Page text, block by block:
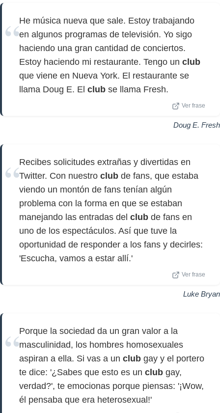
He música nueva que sale. Estoy trabajando
en algunos programas de televisión. Yo sigo
haciendo una gran cantidad de conciertos.
Estoy haciendo mi restaurante. Tengo un club
que viene en Nueva York. El restaurante se
llama Doug E. El club se llama Fresh.
Ver frase
Doug E. Fresh
Recibes solicitudes extrañas y divertidas en
Twitter. Con nuestro club de fans, que estaba
viendo un montón de fans tenían algún
problema con la forma en que se estaban
manejando las entradas del club de fans en
uno de los espectáculos. Así que tuve la
oportunidad de responder a los fans y decirles:
'Escucha, vamos a estar allí.'
Ver frase
Luke Bryan
Porque la sociedad da un gran valor a la
masculinidad, los hombres homosexuales
aspiran a ella. Si vas a un club gay y el portero
te dice: '¿Sabes que esto es un club gay,
verdad?', te emocionas porque piensas: '¡Wow,
él pensaba que era heterosexual!'